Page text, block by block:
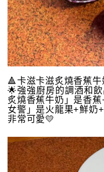
🔺卡滋卡滋炙燒香蕉
🌟強強廚房的調酒和
炙燒香蕉牛奶」是香
女警」是火龍果+鮮奶
非常可愛💛